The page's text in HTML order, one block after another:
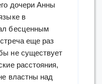
дочери Анны
в
бесценным
еще раз
не существует
расстояния,
властны над